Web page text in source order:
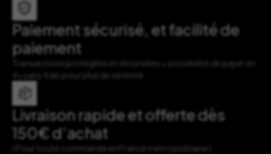
Paiement sécurisé, et facilité de
paiement
Transactions protégées et sécurisées + possibilité de payer en
4x sans frais pour plus de sérénité.
Livraison rapide et offerte dès
150€ d’achat
( Pour toute commande en France métropolitaine )